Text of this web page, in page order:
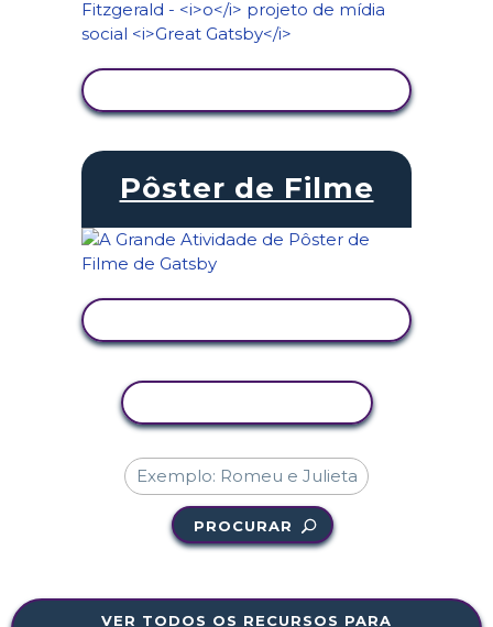
Pôster de Filme
PROCURAR
VER TODOS OS RECURSOS PARA